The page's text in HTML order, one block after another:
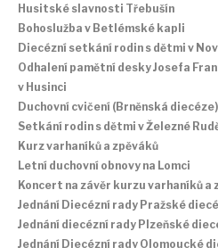
Husitské slavnosti Třebušín
Bohoslužba v Betlémské kapli
Diecézní setkání rodin s dětmi v
Odhalení pamětní desky Josefa
v Husinci
Duchovní cvičení (Brněnská diecéze)
Setkání rodin s dětmi v Železné
Kurz varhaníků a zpěváků
Letní duchovní obnovy na Lomci
Koncert na závěr kurzu varhaníků a
Jednání Diecézní rady Pražské
Jednání diecézní rady Plzeňské
Jednání Diecézní rady Olomoucké